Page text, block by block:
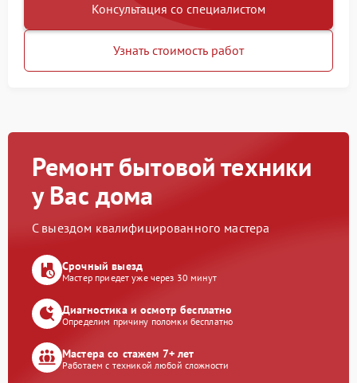
Консультация со специалистом
Узнать стоимость работ
Ремонт бытовой техники
у Вас дома
С выездом квалифицированного мастера
Срочный выезд
Мастер приедет уже через 30 минут
Диагностика и осмотр бесплатно
Определим причину поломки бесплатно
Мастера со стажем 7+ лет
Работаем с техникой любой сложности